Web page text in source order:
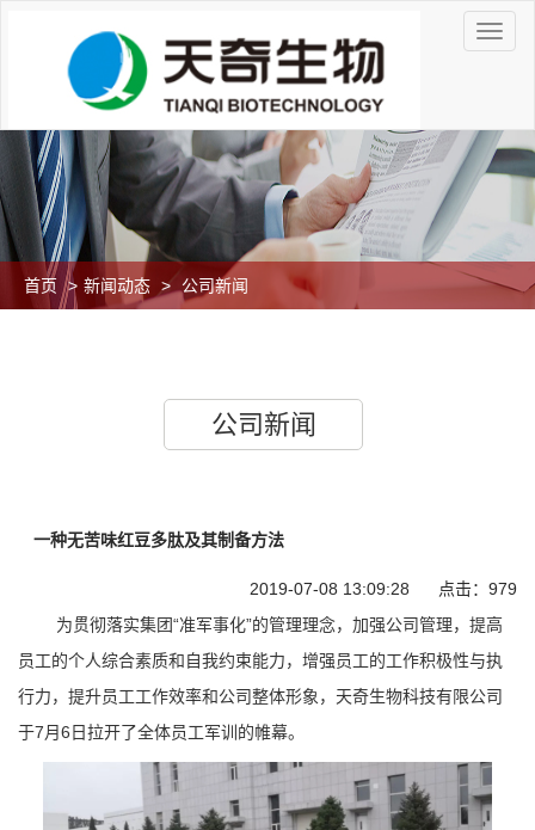
首页 > 新闻动态 > 公司新闻
公司新闻
一种无苦味红豆多肽及其制备方法
2019-07-08 13:09:28 点击：979
为贯彻落实集团“准军事化”的管理理念，加强公司管理，提高
员工的个人综合素质和自我约束能力，增强员工的工作积极性与执
行力，提升员工工作效率和公司整体形象，天奇生物科技有限公司
于7月6日拉开了全体员工军训的帷幕。